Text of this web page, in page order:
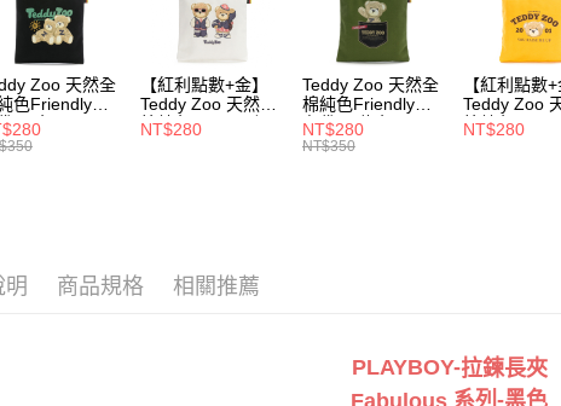
用，由本公
3.完整用戶
7-11取貨付款
每筆
付款後7-11
每筆NT$100
Zoo 天然全
色Friendly帆
-黑色
【紅利點數+金】
Teddy Zoo 天然全
棉純色Friendly帆
布袋-白色
NT$280
Teddy Zoo 天然全
棉純色Friendly帆
布袋-軍綠色
(TZB107)
NT$280
NT$350
【紅利點數+
Teddy Zoo
棉純色
布袋-黃色
NT$280
明 商品規格 相關推薦
PLAYBOY-拉鍊長夾
Fabulous 系列 -黑色